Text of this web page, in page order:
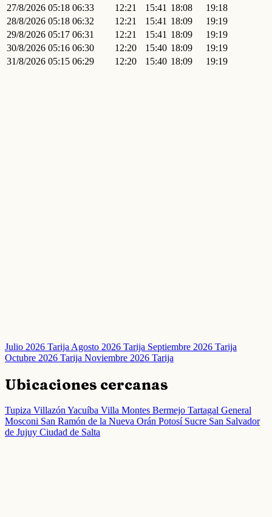
27/8/2026 05:18 06:33 12:21 15:41 18:08
19:18
28/8/2026 05:18 06:32 12:21 15:41 18:09
19:19
29/8/2026 05:17 06:31 12:21 15:41 18:09
19:19
30/8/2026 05:16 06:30 12:20 15:40 18:09
19:19
31/8/2026 05:15 06:29 12:20 15:40 18:09 19:19
Julio 2026 Tarija Agosto 2026 Tarija Septiembre 2026 Tarija
Octubre 2026 Tarija Noviembre 2026 Tarija
Ubicaciones cercanas
Tupiza VillazónYacuíba Villa Montes Bermejo Tartagal General
Mosconi San Ramón de la Nueva Orán Potosí Sucre San Salvador
de Jujuy Ciudad de Salta